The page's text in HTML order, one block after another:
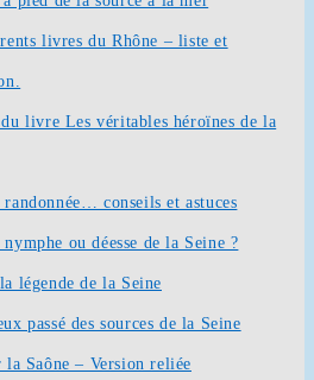
livres du Rhône – liste et
livre Les véritables héroïnes de la
randonnée… conseils et astuces
nymphe ou déesse de la Seine ?
légende de la Seine
passé des sources de la Seine
Saône – Version reliée